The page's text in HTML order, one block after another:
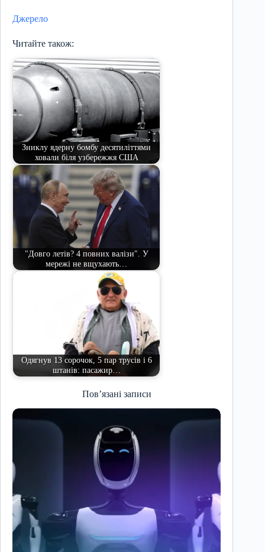
Джерело
Читайте також:
Зниклу ядерну бомбу десятиліттями
ховали біля узбережжя США
"Довго летів? 4 повних валізи". У
мережі не вщухають…
Одягнув 13 сорочок, 5 пар трусів і 6
штанів: пасажир…
Пов’язані записи